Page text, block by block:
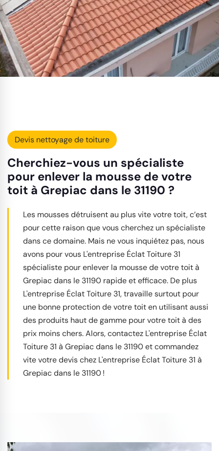
Devis nettoyage de toiture
Cherchiez-vous un spécialiste
pour enlever la mousse de votre
toit à Grepiac dans le 31190 ?
Les mousses détruisent au plus vite votre toit, c’est
pour cette raison que vous cherchez un spécialiste
dans ce domaine. Mais ne vous inquiétez pas, nous
avons pour vous L'entreprise Éclat Toiture 31
spécialiste pour enlever la mousse de votre toit à
Grepiac dans le 31190 rapide et efficace. De plus
L'entreprise Éclat Toiture 31, travaille surtout pour
une bonne protection de votre toit en utilisant aussi
des produits haut de gamme pour votre toit à des
prix moins chers. Alors, contactez L'entreprise Éclat
Toiture 31 à Grepiac dans le 31190 et commandez
vite votre devis chez L'entreprise Éclat Toiture 31 à
Grepiac dans le 31190 !